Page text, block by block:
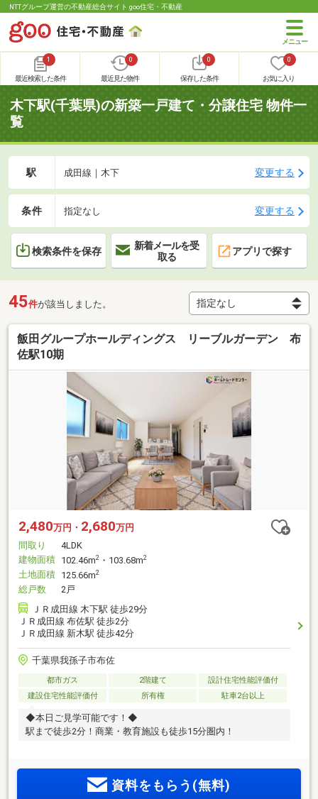
NTTグループ運営の不動産総合サイト goo住宅・不動産
1
最近検索した条件
0
最近見た物件
0
保存した条件
0
お気に入り
木下駅(千葉県)の新築一戸建て・分譲住宅 物件一
覧
駅 成田線｜木下 変更する
条件 指定なし 変更する
検索条件を保存
新着メールを受
取る
アプリで探す
45件が該当しました。
飯田グループホールディングス リーブルガーデン 布
佐駅10期
2,480万円・ 2,680万円
間取り
4LDK
建物面積 102.46m2 ・103.68m2
土地面積 125.66m2
総戸数
2戸
ＪＲ成田線 木下駅 徒歩29分
ＪＲ成田線 布佐駅 徒歩2分
ＪＲ成田線 新木駅 徒歩42分
千葉県我孫子市布佐
都市ガス 2階建て
設計住宅性能評価付
建設住宅性能評価付
所有権 駐車2台以上
◆本日ご見学可能です！◆
駅まで徒歩2分！商業・教育施設も徒歩15分圏内！
資料をもらう(無料)